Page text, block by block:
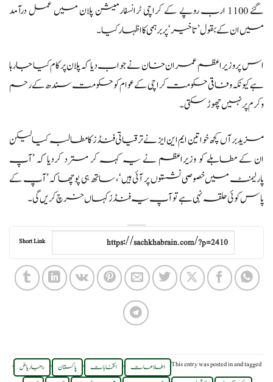
گئے 1100 ارب روپے کے کراچی ٹرانسفارمیشن پلان میں عمل درآمد
میں ان کے بقول’تاخیر‘ پر برہمی کا اظہار کیا۔
اس پر وزیراعظم عمران خان نے جواب دیا کہ پلان پر کام کیا جارہا
ہے کیونکہ وفاقی حکومت کراچی کے عوام کو حکومت سندھ کے رحم
و کرم پر نہیں چھوڑ سکتی۔
مزید برآں کچھ خواتین ایم این ایز نے ترقیاتی فنڈز کا مطالبہ کیا لیکن
ان کے مطابلے کو وزیراعظم نے یہ کہہ کر مسترد کردیا کہ ’آپ
پارلیمنٹ میں خصوصی نشستوں پر آئی ہیں‘، ساتھ ہی پوچھا کہ ’آپ کے
پاس کوئی حلقہ نہی ہے تو آپ یہ فنڈز کہاں خرچ کریں گی۔
Short Link
This entry was posted inand tagged اطلاعات , انتخابات , پاکستان , راجا ریاض ,